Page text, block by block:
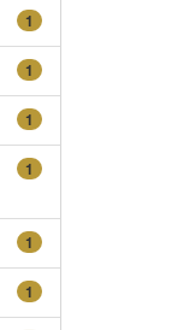
1
1
1
1
1
1